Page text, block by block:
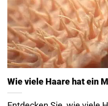
Wie viele Haare hat ein